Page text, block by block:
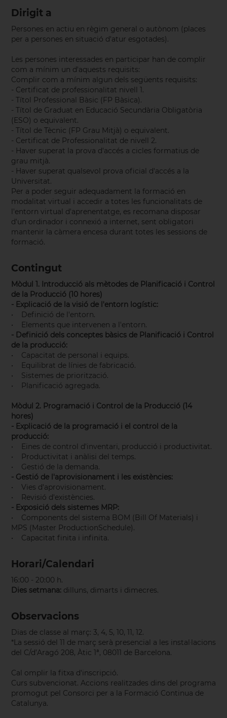
Dirigit a
Persones en actiu en règim general o autònom (places
per a persones en situació d'atur esgotades).
Les persones interessades en participar han de complir
com a mínim un d'aquests requisits:
Complir com a mínim algun dels següents requisits:
- Certificat de professionalitat nivell 1.
- Títol Professional Bàsic (FP Bàsica).
- Títol de Graduat en Educació Secundària Obligatòria
(ESO) o equivalent.
- Títol de Tècnic (FP Grau Mitjà) o equivalent.
- Certificat de Professionalitat de nivell 2.
- Haver superat la prova d'accés a cicles formatius de
grau mitjà.
- Haver superat qualsevol prova oficial d'accés a la
Universitat.
Per a poder seguir adequadament la formació en
modalitat virtual i accedir a totes les funcionalitats de
l'entorn virtual d'aprenentatge, es recomana disposar
d'un ordinador i connexió a internet, sent obligatori
mantenir la càmera encesa durant totes les sessions de
formació.
Contingut
Mòdul 1. Introducció als mètodes de Planificació i Control
de la Producció (10 hores)
- Explicació de la visió de l'entorn logístic:
• Definició de l'entorn.
• Elements que intervenen a l'entorn.
- Definició dels conceptes bàsics de Planificació i Control
de la producció:
• Capacitat de personal i equips.
• Equilibrat de línies de fabricació.
• Sistemes de priorització.
• Planificació agregada.
Mòdul 2. Programació i Control de la Producció (14
hores)
- Explicació de la programació i el control de la
producció:
• Eines de control d'inventari, producció i productivitat.
• Productivitat i anàlisi del temps.
• Gestió de la demanda.
- Gestió de l'aprovisionament i les existències:
• Vies d'aprovisionament.
• Revisió d'existències.
- Exposició dels sistemes MRP:
• Components del sistema BOM (Bill Of Materials) i
MPS (Master ProductionSchedule).
• Capacitat finita i infinita.
Horari/Calendari
16:00 - 20:00 h.
Dies setmana:dilluns, dimarts i dimecres.
Observacions
Dias de classe al març: 3, 4, 5, 10, 11, 12.
*La sessió del 11 de març serà presencial a les instal·lacions
del C/d’Aragó 208, Àtic 1ª, 08011 de Barcelona.
Cal omplir la fitxa d'inscripció.
Curs subvencionat. Accions realitzades dins del programa
promogut pel Consorci per a la Formació Continua de
Catalunya.